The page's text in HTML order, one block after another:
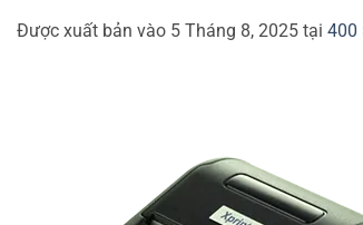
Được xuất bản vào 5 Tháng 8, 2025 tại 400